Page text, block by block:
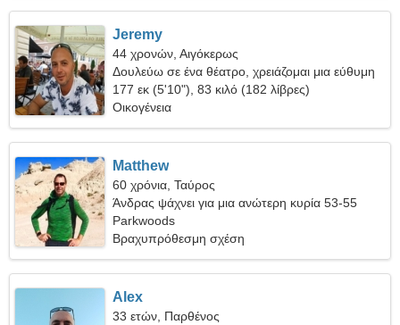
Jeremy
44 χρονών, Αιγόκερως
Δουλεύω σε ένα θέατρο, χρειάζομαι μια εύθυμη
γυναίκα
177 εκ (5'10"), 83 κιλό (182 λίβρες)
Οικογένεια
Matthew
60 χρόνια, Ταύρος
Άνδρας ψάχνει για μια ανώτερη κυρία 53-55
Parkwoods
Βραχυπρόθεσμη σχέση
Alex
33 ετών, Παρθένος